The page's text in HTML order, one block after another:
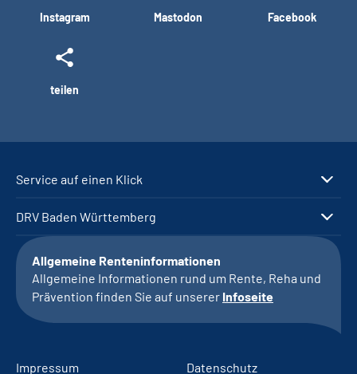
Instagram Mastodon Facebook
teilen
Service auf einen Klick
DRV Baden Württemberg
Allgemeine Renteninformationen
Allgemeine Informationen rund um Rente, Reha und
Prävention finden Sie auf unserer Infoseite
Impressum Datenschutz